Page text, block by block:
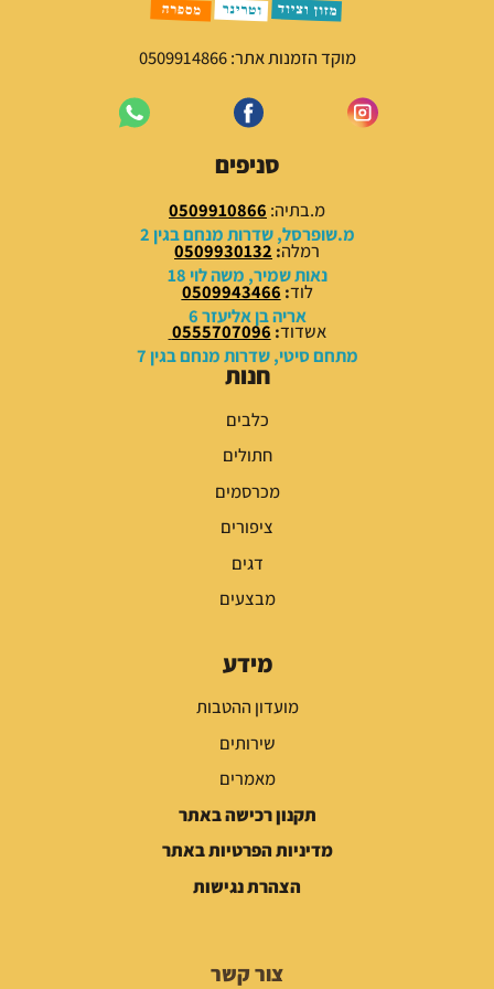
י
ה
י
:
7
.
0
0
₪
.
י
ה
ו
0
0
₪
.
מוקד הזמנות אתר: 0509914866
סניפים
מ.בתיה: 0509910866
מ.שופרסל, שדרות מנחם בגין 2
רמלה:
0509930132
נאות שמיר, משה לוי 18
לוד:
0509943466
אריה בן אליעזר 6
אשדוד:
0555707096
מתחם סיטי, שדרות מנחם בגין 7
חנות
כלבים
חתולים
מכרסמים
ציפורים
דגים
מבצעים
מידע
מועדון ההטבות
שירותים
מאמרים
תקנון רכישה באתר
מדיניות הפרטיות באתר
הצהרת נגישות
צור קשר